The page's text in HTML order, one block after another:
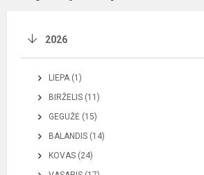
2026
LIEPA (1)
BIRŽELIS (11)
GEGUŽĖ (15)
BALANDIS (14)
KOVAS (24)